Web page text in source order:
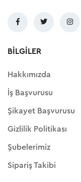
BILGILER
Hakkımızda
İş Başvurusu
Şikayet Başvurusu
Gizlilik Politikası
Şubelerimiz
Sipariş Takibi